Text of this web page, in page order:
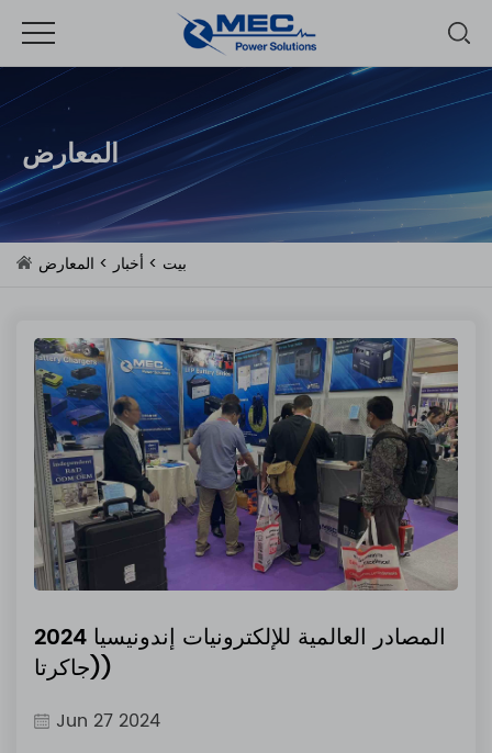
المعارض
بيت > أخبار > المعارض
المصادر العالمية للإلكترونيات إندونيسيا 2024
(جاكرتا)
Jun 27 2024